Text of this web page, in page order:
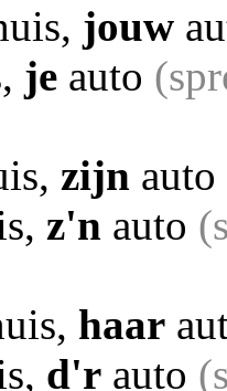
jouw
je auto
zijn auto
z'n auto
haar
d'r auto